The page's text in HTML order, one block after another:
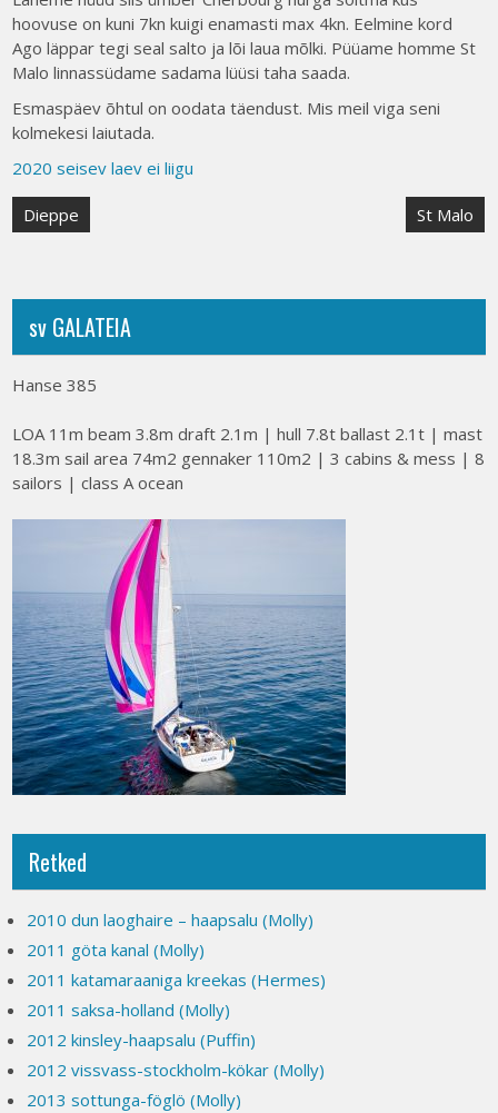
hoovuse on kuni 7kn kuigi enamasti max 4kn. Eelmine kord
Ago läppar tegi seal salto ja lõi laua mõlki. Püüame homme St
Malo linnassüdame sadama lüüsi taha saada.
Esmaspäev õhtul on oodata täendust. Mis meil viga seni
kolmekesi laiutada.
2020 seisev laev ei liigu
Post
Dieppe St Malo
sv GALATEIA
Hanse 385
LOA 11m beam 3.8m draft 2.1m | hull 7.8t ballast 2.1t | mast
18.3m sail area 74m2 gennaker 110m2 | 3 cabins & mess | 8
sailors | class A ocean
Retked
2010 dun laoghaire – haapsalu (Molly)
2011 göta kanal (Molly)
2011 katamaraaniga kreekas (Hermes)
2011 saksa-holland (Molly)
2012 kinsley-haapsalu (Puffin)
2012 vissvass-stockholm-kökar (Molly)
2013 sottunga-föglö (Molly)